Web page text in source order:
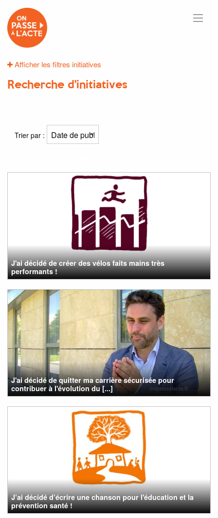
Afficher les filtres initiatives
Recherche d'initiatives
Trier par :
J'ai décidé de créer des vélos faits mains très
performants !
J'ai décidé de quitter ma carrière sécurisée pour
contribuer à l'évolution du [...]
J’ai décidé d’écrire une chanson pour l'éducation et la
prévention santé !